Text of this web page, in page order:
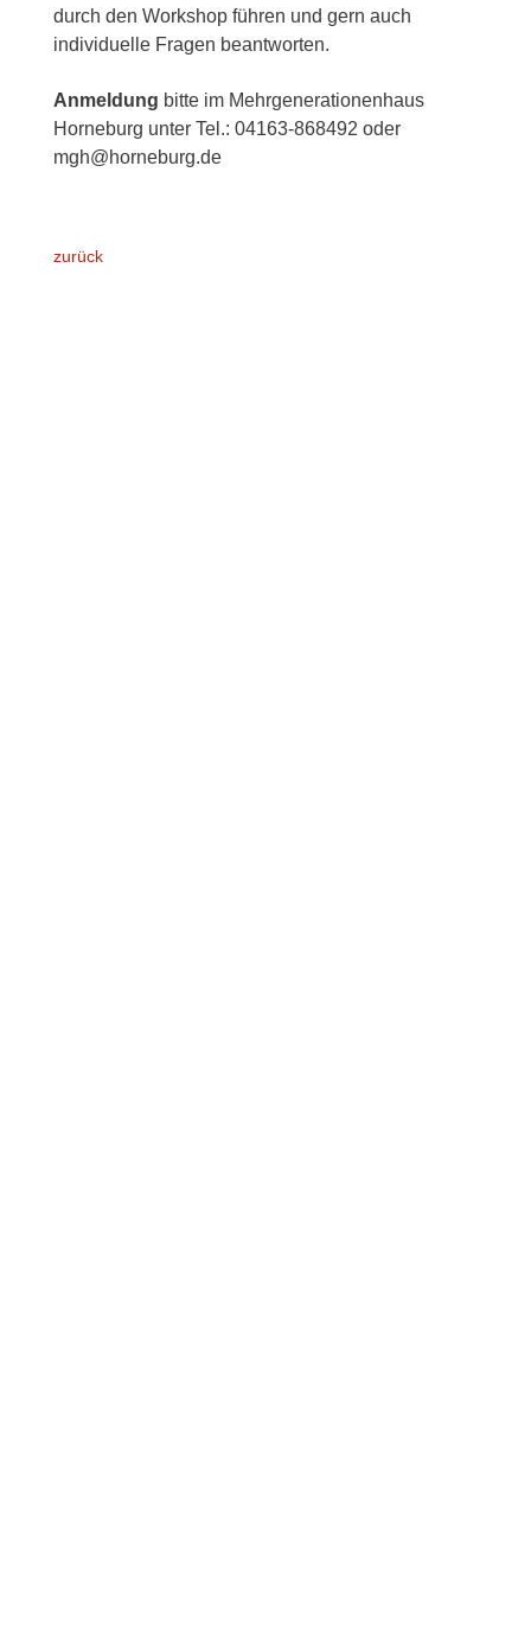
durch den Workshop führen und gern auch
individuelle Fragen beantworten.
Anmeldung bitte im Mehrgenerationenhaus
Horneburg unter Tel.: 04163-868492 oder
mgh@horneburg.de
zurück